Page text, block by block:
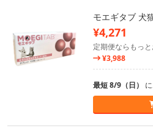
モエギタブ 犬
¥4,271
定期便ならもっと
¥3,988
最短 8/9（日）